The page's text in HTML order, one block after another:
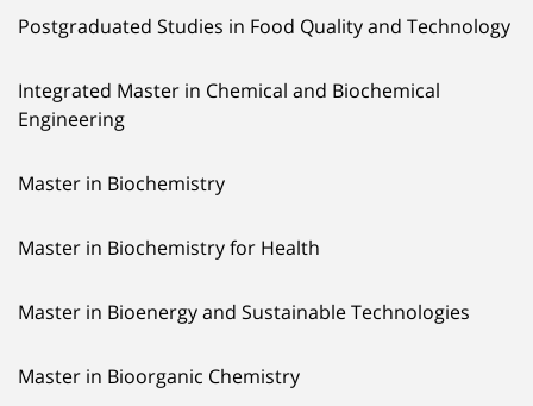
Postgraduated Studies in Food Quality and Technology
Integrated Master in Chemical and Biochemical
Engineering
Master in Biochemistry
Master in Biochemistry for Health
Master in Bioenergy and Sustainable Technologies
Master in Bioorganic Chemistry